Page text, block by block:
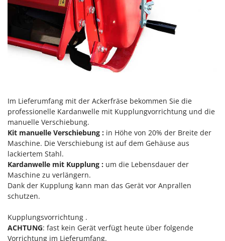
MOVA
MTD
New O.M.R.A.
Ninja
Novatec
Novital
NuAir
NuovaFac
O
Officine Savioli
Oliviero
Olix
OMA
Im Lieferumfang mit der Ackerfräse bekommen Sie die
professionelle Kardanwelle mit Kupplungvorrichtung und die
manuelle Verschiebung.
Kit manuelle Verschiebung : in Höhe von 20% der Breite der
Maschine. Die Verschiebung ist auf dem Gehäuse aus
lackiertem Stahl.
Kardanwelle mit Kupplung : um die Lebensdauer der
Maschine zu verlängern.
Dank der Kupplung kann man das Gerät vor Anprallen
schutzen.
Kupplungsvorrichtung .
ACHTUNG: fast kein Gerät verfügt heute über folgende
Vorrichtung im Lieferumfang.